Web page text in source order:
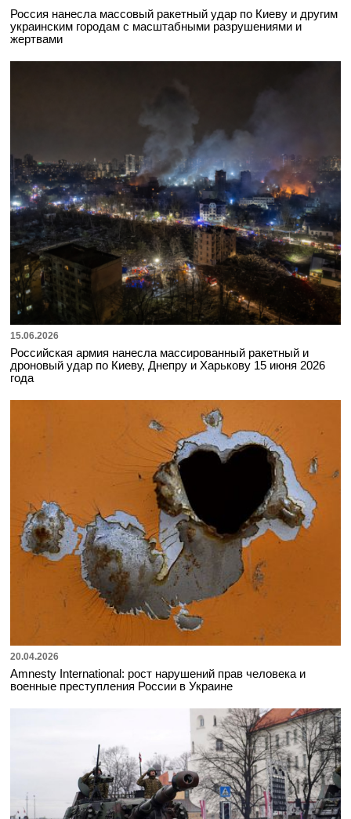
Россия нанесла массовый ракетный удар по Киеву и другим
украинским городам с масштабными разрушениями и
жертвами
15.06.2026
Российская армия нанесла массированный ракетный и
дроновый удар по Киеву, Днепру и Харькову 15 июня 2026
года
20.04.2026
Amnesty International: рост нарушений прав человека и
военные преступления России в Украине